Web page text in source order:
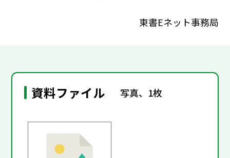
東書Eネット事務局
資料ファイル 写真、1枚